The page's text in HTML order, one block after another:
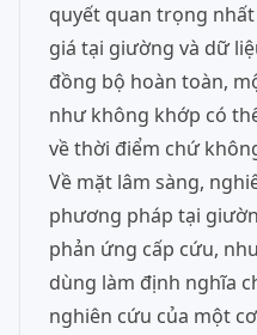
quyết quan trọng
giá tại giường và dữ
đồng bộ hoàn toàn,
như không khớp có
về thời điểm chứ
Về mặt lâm sàng,
phương pháp tại
phản ứng cấp cứu,
dùng làm định nghĩa
nghiên cứu của một